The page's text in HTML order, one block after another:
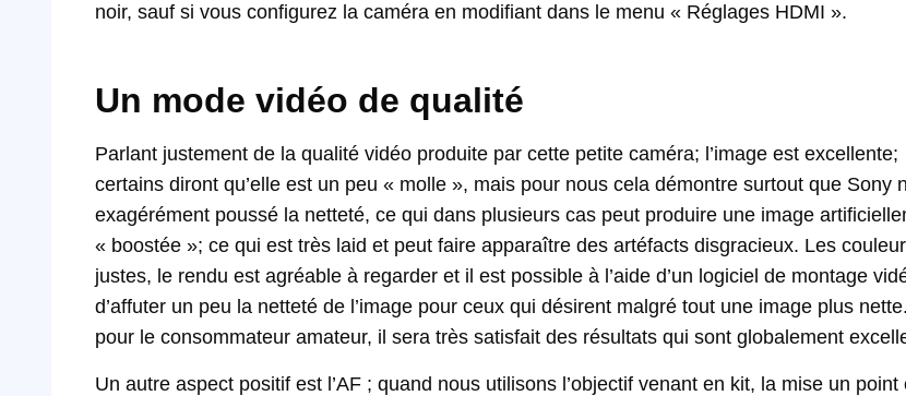
noir, sauf si vous configurez la caméra en modifiant dans le menu « Réglages HDMI ».
Un mode vidéo de qualité
Parlant justement de la qualité vidéo produite par cette petite caméra; l’image est excellente;
certains diront qu’elle est un peu « molle », mais pour nous cela démontre surtout que Sony
exagérément poussé la netteté, ce qui dans plusieurs cas peut produire une image
« boostée »; ce qui est très laid et peut faire apparaître des artéfacts disgracieux. Les
justes, le rendu est agréable à regarder et il est possible à l’aide d’un logiciel de montage
d’affuter un peu la netteté de l’image pour ceux qui désirent malgré tout une image plus
pour le consommateur amateur, il sera très satisfait des résultats qui sont globalement
Un autre aspect positif est l’AF ; quand nous utilisons l’objectif venant en kit, la mise un point